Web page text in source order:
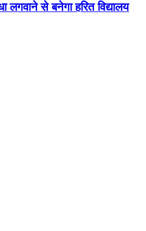
लगवाने से बनेगा हरित विद्यालय